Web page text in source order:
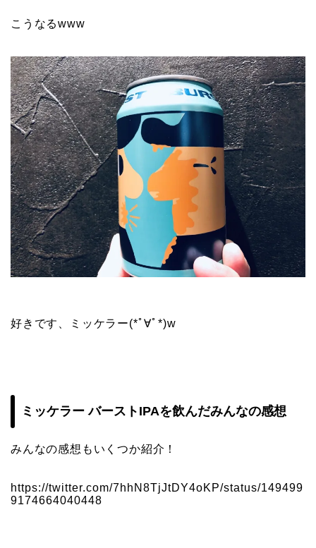
こうなるwww
好きです、ミッケラー(*ﾟ∀ﾟ*)w
ミッケラー バーストIPAを飲んだみんなの感想
みんなの感想もいくつか紹介！
https://twitter.com/7hhN8TjJtDY4oKP/status/149499
9174664040448